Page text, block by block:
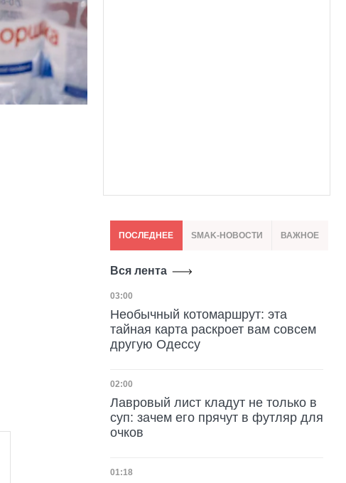
ПОСЛЕДНЕЕ SMAK-НОВОСТИ ВАЖНОЕ
Вся лента
Дата публикации
03:00
Необычный котомаршрут: эта
тайная карта раскроет вам совсем
другую Одессу
Дата публикации
02:00
Лавровый лист кладут не только в
суп: зачем его прячут в футляр для
очков
Дата публикации
01:18